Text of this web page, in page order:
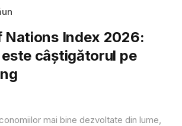
Nations Index 2026:
este câștigătorul pe
mai bine dezvoltate din lume,